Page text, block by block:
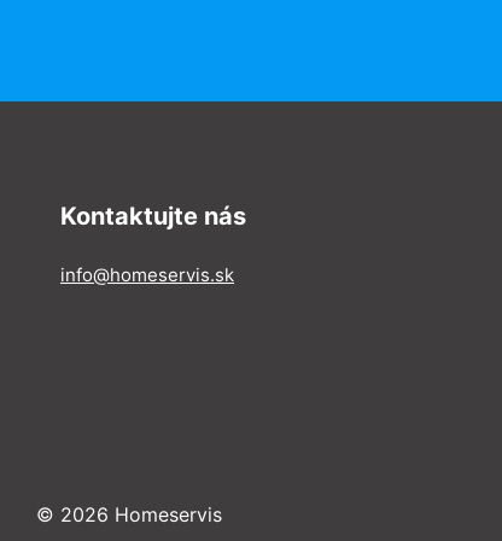
Kontaktujte nás
info@homeservis.sk
© 2026 Homeservis